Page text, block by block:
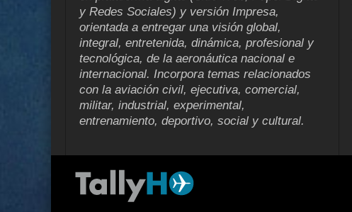
y Redes Sociales) y versión Impresa,
orientada a entregar una visión global,
integral, entretenida, dinámica, profesional y
tecnológica, de la aeronáutica nacional e
internacional. Incorpora temas relacionados
con la aviación civil, ejecutiva, comercial,
militar, industrial, experimental,
entrenamiento, deportivo, social y cultural.